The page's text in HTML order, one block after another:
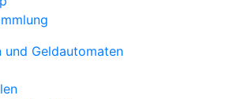
und Geldautomaten